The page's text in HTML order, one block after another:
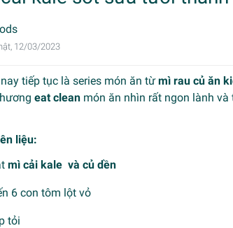
12/03/2023
tiếp tục là series món ăn từ mì rau củ ăn
eat clean món ăn nhìn rất ngon lành
liệu:
mì cải kale và củ dền
6 con tôm lột vỏ
tỏi